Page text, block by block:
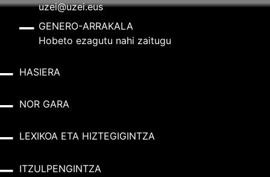
uzei@uzei.eus
GENERO-ARRAKALA
Hobeto ezagutu nahi zaitugu
HASIERA
NOR GARA
LEXIKOA ETA HIZTEGIGINTZA
ITZULPENGINTZA